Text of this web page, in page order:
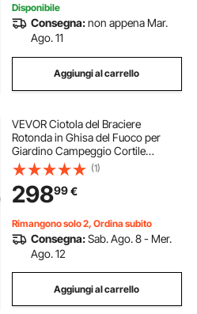
Disponibile
Consegna:non appena Mar.
Ago. 11
Aggiungi al carrello
VEVOR Ciotola del Braciere
Rotonda in Ghisa del Fuoco per
Giardino Campeggio Cortile
Spiaggia Diametro 76cm, Ciotola
76cm del Braciere con Base da
Esterno in Ghisa Profondità 14cm
per BBQ Campeggio
(1)
29899€
Rimangono solo 2, Ordina subito
Consegna:Sab. Ago. 8 - Mer.
Ago. 12
Aggiungi al carrello